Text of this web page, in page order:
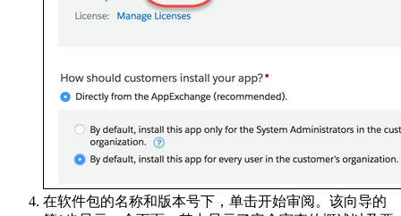
在软件包的名称和版本号下，单击开始审阅。该向导的